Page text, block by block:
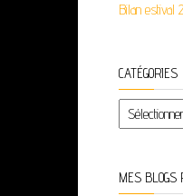
Bilan estival
CATÉGORIES
Catégories
MES BLOGS